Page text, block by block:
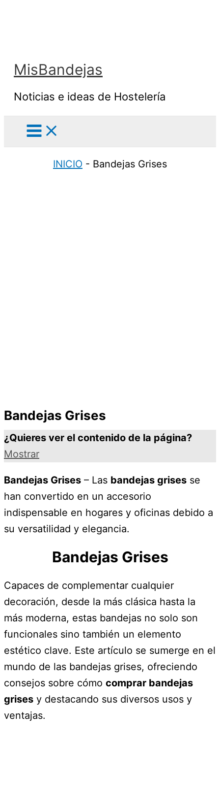
MisBandejas
Noticias e ideas de Hostelería
INICIO - Bandejas Grises
Bandejas Grises
¿Quieres ver el contenido de la página?
Mostrar
Bandejas Grises – Las bandejas grises se
han convertido en un accesorio
indispensable en hogares y oficinas debido a
su versatilidad y elegancia.
Bandejas Grises
Capaces de complementar cualquier
decoración, desde la más clásica hasta la
más moderna, estas bandejas no solo son
funcionales sino también un elemento
estético clave. Este artículo se sumerge en el
mundo de las bandejas grises, ofreciendo
consejos sobre cómo comprar bandejas
grises y destacando sus diversos usos y
ventajas.